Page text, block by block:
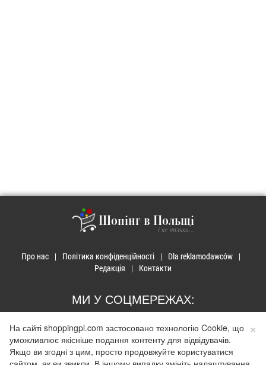
Шопінг в Польщі
і не тільки...
Про нас Політика конфіденційності
Dla reklamodawców
Редакція
Контакти
МИ У СОЦМЕРЕЖАХ:
© 2026 Закупи в Польщі. Developed byRealnet.cf.Depositphotos
×
На сайті shoppingpl.com застосовано технологію Cookie, що
уможливлює якісніше подання контенту для відвідувачів.
Якщо ви згодні з цим, просто продовжуйте користуватися